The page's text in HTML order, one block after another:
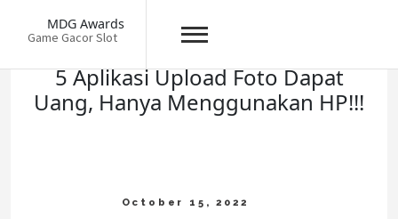
MDG Awards
Game Gacor Slot
5 Aplikasi Upload Foto Dapat
Uang, Hanya Menggunakan HP!!!